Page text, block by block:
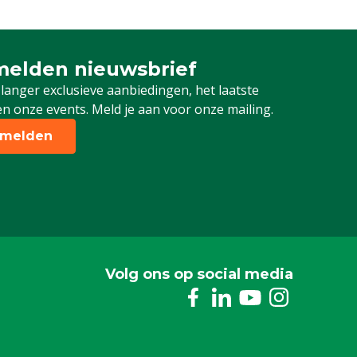
nieuwsbrief
exclusieve aanbiedingen, het laatste
onze events. Meld je aan voor onze mailing.
in voor onze nieuwsbrief
Volg ons op social media